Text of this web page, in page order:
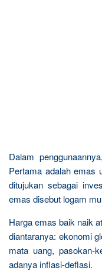
Dalam
Pertama adalah emas
ditujukan sebagai
emas disebut logam
Harga emas baik naik
diantaranya: ekonomi
mata uang, pasokan-
adanya inflasi-deflasi.